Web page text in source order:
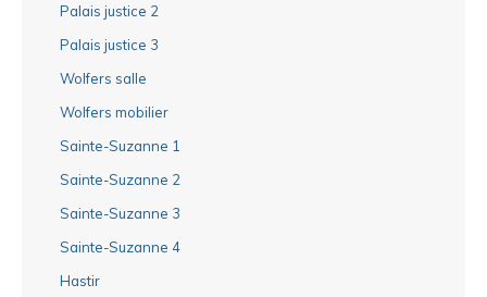
Palais justice 2
Palais justice 3
Wolfers salle
Wolfers mobilier
Sainte-Suzanne 1
Sainte-Suzanne 2
Sainte-Suzanne 3
Sainte-Suzanne 4
Hastir